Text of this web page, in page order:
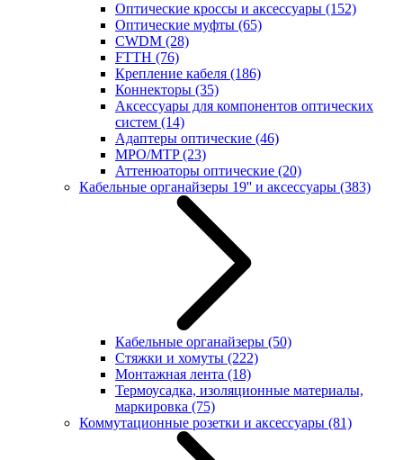
Оптические кроссы и аксессуары (152)
Оптические муфты (65)
CWDM (28)
FTTH (76)
Крепление кабеля (186)
Коннекторы (35)
Аксессуары для компонентов оптических
систем (14)
Адаптеры оптические (46)
MPO/MTP(23)
Аттенюаторы оптические (20)
Кабельные органайзеры 19'' и аксессуары (383)
Кабельные органайзеры (50)
Стяжки и хомуты (222)
Монтажная лента (18)
Термоусадка, изоляционные материалы,
маркировка (75)
Коммутационные розетки и аксессуары (81)